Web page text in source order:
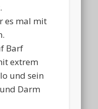
es mal mit
Barf
extrem
und sein
Darm